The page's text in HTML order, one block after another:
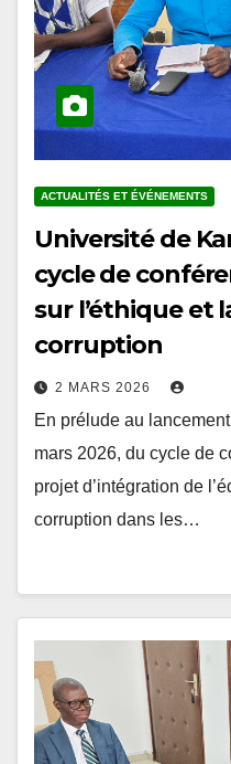
Université de
cycle de
sur l’éthique et
corruption
2 MARS 2026
En prélude au
mars 2026, du cycle de
projet d’intégration de
corruption dans les…